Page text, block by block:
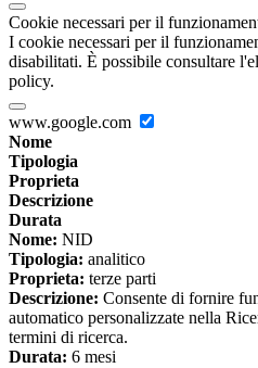
Cookie necessari per il
I cookie necessari per il
disabilitati. È possibile consultare
policy.
www.google.com
Nome
Tipologia
Proprieta
Descrizione
Durata
Nome: NID
Tipologia: analitico
Proprieta: terze parti
Descrizione: Consente di fornire
automatico personalizzate nella
termini di ricerca.
Durata: 6 mesi